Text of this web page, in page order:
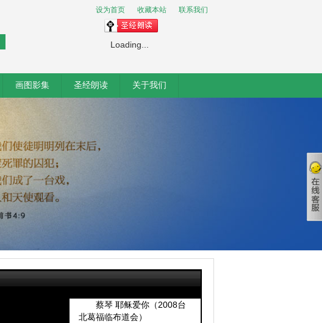
设为首页 收藏本站 联系我们
Loading...
画图影集 圣经朗读 关于我们
蔡琴 耶稣爱你（2008台
北葛福临布道会）